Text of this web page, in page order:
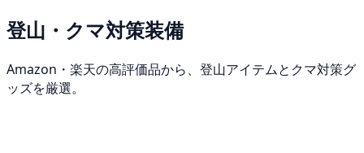
登山・クマ対策装備
Amazon・楽天の高評価品から、登山アイテムとクマ対策グ
ッズを厳選。